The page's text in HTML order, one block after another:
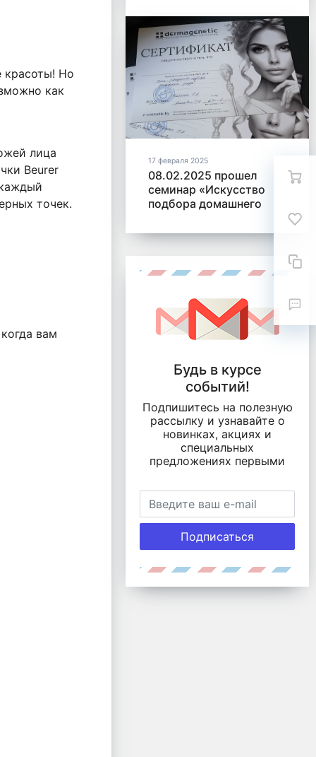
красоты! Но
как
лица
Beurer
точек.
вам
17 февраля 2025
08.02.2025 прошел
семинар «Искусство
подбора домашнего
Будь в курсе
событий!
Подпишитесь на полезную
рассылку и узнавайте о
новинках, акциях и
специальных
предложениях первыми
Подписаться